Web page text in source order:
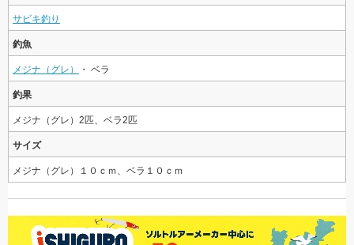
サビキ釣り
釣魚
メジナ（グレ） ・ ベラ
釣果
メジナ（グレ）2匹、ベラ2匹
サイズ
メジナ（グレ）１０ｃｍ、ベラ１０ｃｍ